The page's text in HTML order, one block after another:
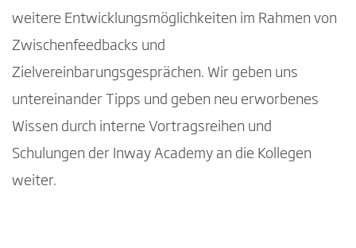
weitere Entwicklungsmöglichkeiten im Rahmen von
Zwischenfeedbacks und
Zielvereinbarungsgesprächen. Wir geben uns
untereinander Tipps und geben neu erworbenes
Wissen durch interne Vortragsreihen und
Schulungen der Inway Academy an die Kollegen
weiter.